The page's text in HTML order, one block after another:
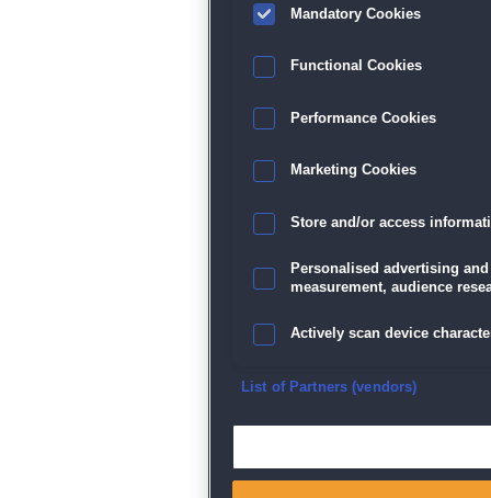
Mandatory Cookies
Functional Cookies
Performance Cookies
Marketing Cookies
Store and/or access
Personalised advertising
measurement, audience
Actively scan device
Ensure security, prevent
List of Partners (vendors)